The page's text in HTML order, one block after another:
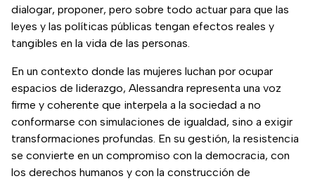
dialogar, proponer, pero sobre todo actuar para que las
leyes y las políticas públicas tengan efectos reales y
tangibles en la vida de las personas.
En un contexto donde las mujeres luchan por ocupar
espacios de liderazgo, Alessandra representa una voz
firme y coherente que interpela a la sociedad a no
conformarse con simulaciones de igualdad, sino a exigir
transformaciones profundas. En su gestión, la resistencia
se convierte en un compromiso con la democracia, con
los derechos humanos y con la construcción de